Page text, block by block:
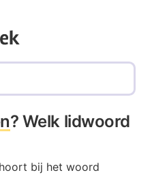
? Welk lidwoord
bij het woord